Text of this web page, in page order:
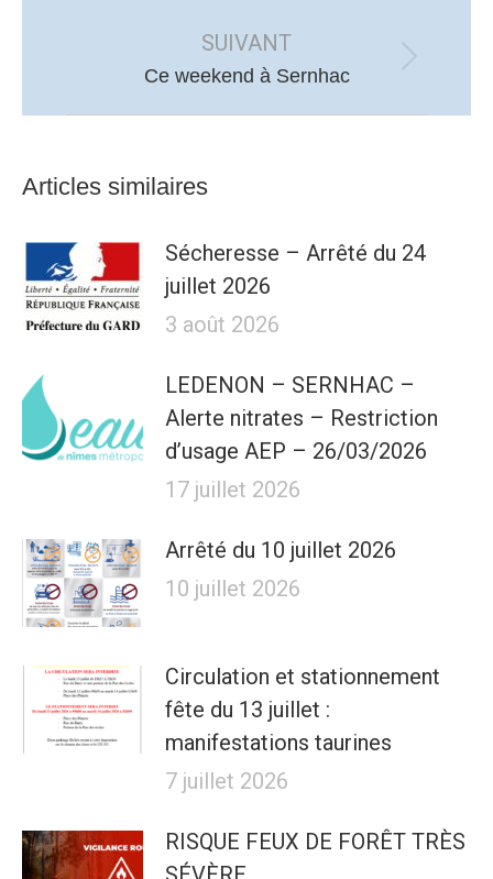
:
SUIVANT
Article
Ce weekend à Sernhac
Articles similaires
Sécheresse – Arrêté du 24
juillet 2026
3 août 2026
LEDENON – SERNHAC –
Alerte nitrates – Restriction
d’usage AEP – 26/03/2026
17 juillet 2026
Arrêté du 10 juillet 2026
10 juillet 2026
Circulation et stationnement
fête du 13 juillet :
manifestations taurines
7 juillet 2026
RISQUE FEUX DE FORÊT TRÈS